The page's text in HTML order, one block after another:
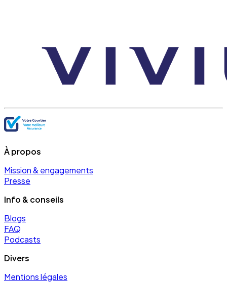
À propos
Mission & engagements
Presse
Info & conseils
Blogs
FAQ
Podcasts
Divers
Mentions légales